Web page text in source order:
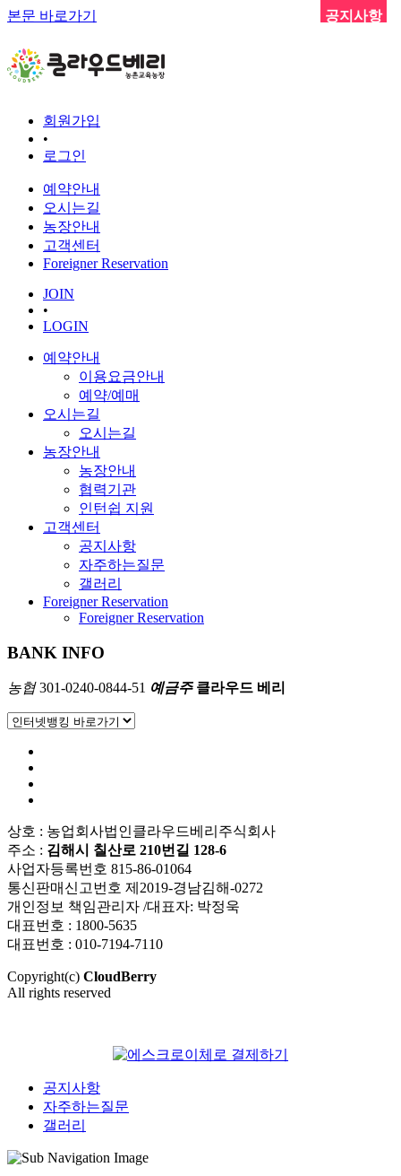
본문 바로가기
회원가입
•
로그인
예약안내
오시는길
농장안내
고객센터
Foreigner Reservation
JOIN
•
LOGIN
예약안내
이용요금안내
예약/예매
오시는길
오시는길
농장안내
농장안내
협력기관
인턴쉽 지원
고객센터
공지사항
자주하는질문
갤러리
Foreigner Reservation
Foreigner Reservation
BANK INFO
농협301-0240-0844-51 예금주클라우드 베리
상호 : 농업회사법인클라우드베리주식회사
주소 : 김해시 칠산로 210번길 128-6
사업자등록번호 815-86-01064
통신판매신고번호 제2019-경남김해-0272
개인정보 책임관리자 /대표자: 박정욱
대표번호 : 1800-5635
대표번호 : 010-7194-7110
Copyright(c) CloudBerry
All rights reserved
공지사항
자주하는질문
갤러리
공지사항